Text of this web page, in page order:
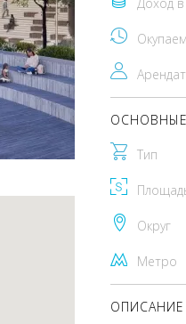
ОСНОВНЫЕ
Тип
Округ
Метро
ОПИСАНИЕ